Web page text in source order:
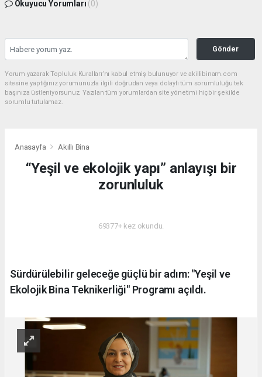
Okuyucu Yorumları (0)
Gönder
Yorum yazarak Topluluk Kuralları’nı kabul etmiş bulunuyor ve akillibinam.com
sitesine yaptığınız yorumunuzla ilgili doğrudan veya dolaylı tüm sorumluluğu tek
başınıza üstleniyorsunuz. Yazılan tüm yorumlardan site yönetimi hiçbir şekilde
sorumlu tutulamaz.
Anasayfa Akıllı Bina
“Yeşil ve ekolojik yapı” anlayışı bir
zorunluluk
69377+ kez okundu.
Sürdürülebilir geleceğe güçlü bir adım: "Yeşil ve
Ekolojik Bina Teknikerliği" Programı açıldı.